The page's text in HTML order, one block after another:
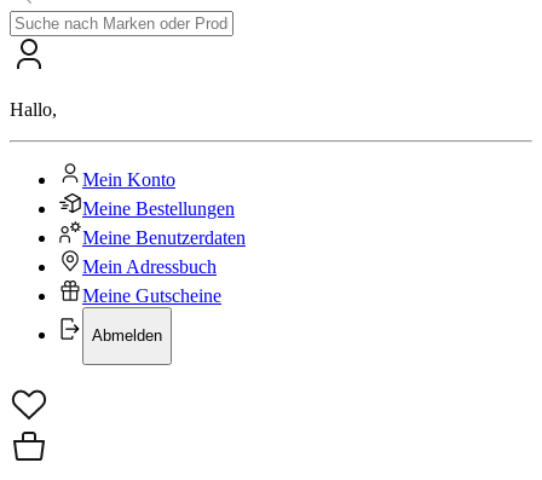
Hallo,
Mein Konto
Meine Bestellungen
Meine Benutzerdaten
Mein Adressbuch
Meine Gutscheine
Abmelden